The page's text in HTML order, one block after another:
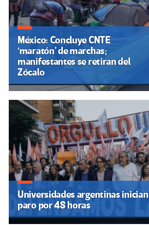
México: Concluye CNTE
‘maratón’ de marchas;
manifestantes se retiran del
Zócalo
Universidades argentinas inician
paro por 48 horas